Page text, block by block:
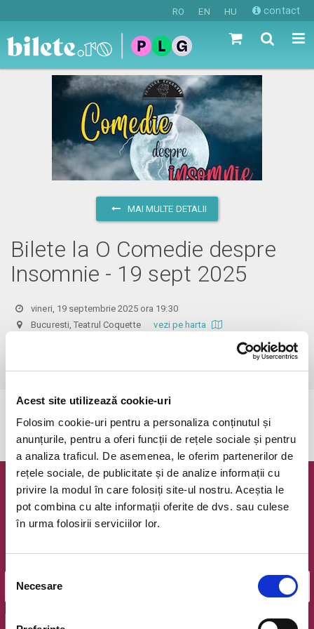
Acest site utilizează cookie-uri
Folosim cookie-uri pentru a personaliza conținutul și
anunțurile, pentru a oferi funcții de rețele sociale și pentru
a analiza traficul. De asemenea, le oferim partenerilor de
rețele sociale, de publicitate și de analize informații cu
privire la modul în care folosiți site-ul nostru. Aceștia le
pot combina cu alte informații oferite de dvs. sau culese
în urma folosirii serviciilor lor.
Selecția
consimțământului
Necesare
RO EN HU contact
MAI MULTE DETALII
Bilete la O Comedie despre
Insomnie - 19 sept 2025
vineri, 19 septembrie 2025 ora 19:30
Bucuresti, Teatrul Coquettevezi pe harta
Dupa ora inceperii reprezentatiei biletele isi pierd valabilitatea, iar
Newsletter @ Bilete.ro
Oferte exclusive si o editie saptamanala cu cele mai noi
OK